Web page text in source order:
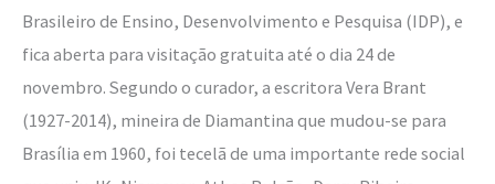
Brasileiro de Ensino, Desenvolvimento e Pesquisa (IDP), e
fica aberta para visitação gratuita até o dia 24 de
novembro. Segundo o curador, a escritora Vera Brant
(1927-2014), mineira de Diamantina que mudou-se para
Brasília em 1960, foi tecelã de uma importante rede social